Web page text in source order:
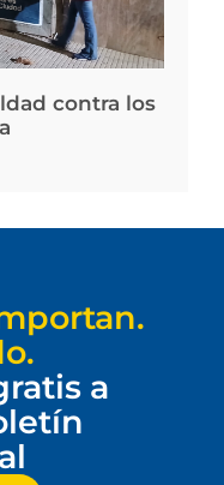
contra los
a